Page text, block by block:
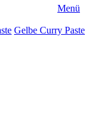
Menü
Gelbe Curry Paste